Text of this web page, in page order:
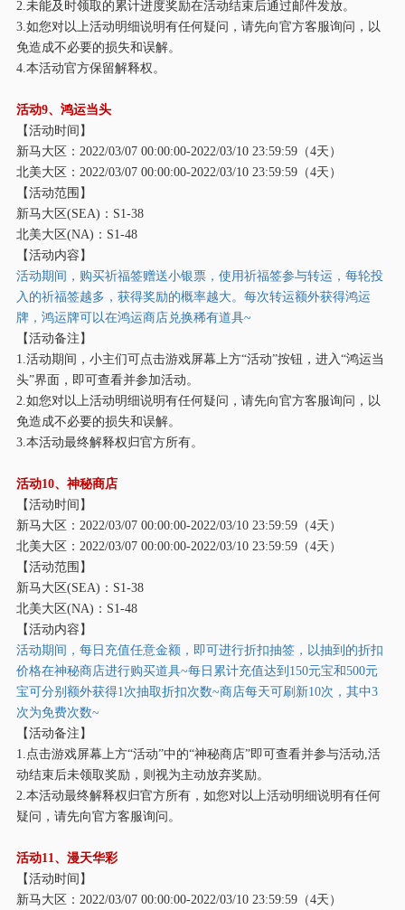
2.未能及时领取的累计进度奖励在活动结束后通过邮件发放。
3.如您对以上活动明细说明有任何疑问，请先向官方客服询问，以
免造成不必要的损失和误解。
4.本活动官方保留解释权。
活动9、鸿运当头
【活动时间】
新马大区： 2022/03/07 00:00:00-2022/03/10 23:59:59（4天）
北美大区： 2022/03/07 00:00:00-2022/03/10 23:59:59（4天）
【活动范围】
新马大区(SEA)：S1-38
北美大区(NA)：S1-48
【活动内容】
活动期间，购买祈福签赠送小银票，使用祈福签参与转运，每轮投
入的祈福签越多，获得奖励的概率越大。每次转运额外获得鸿运
牌，鸿运牌可以在鸿运商店兑换稀有道具~
【活动备注】
1.活动期间，小主们可点击游戏屏幕上方“活动”按钮，进入“鸿运当
头”界面，即可查看并参加活动。
2.如您对以上活动明细说明有任何疑问，请先向官方客服询问，以
免造成不必要的损失和误解。
3.本活动最终解释权归官方所有。
活动10、神秘商店
【活动时间】
新马大区： 2022/03/07 00:00:00-2022/03/10 23:59:59（4天）
北美大区： 2022/03/07 00:00:00-2022/03/10 23:59:59（4天）
【活动范围】
新马大区(SEA)：S1-38
北美大区(NA)：S1-48
【活动内容】
活动期间，每日充值任意金额，即可进行折扣抽签，以抽到的折扣
价格在神秘商店进行购买道具~每日累计充值达到150元宝和500元
宝可分别额外获得1次抽取折扣次数~商店每天可刷新10次，其中3
次为免费次数~
【活动备注】
1.点击游戏屏幕上方“活动”中的“神秘商店”即可查看并参与活动,活
动结束后未领取奖励，则视为主动放弃奖励。
2.本活动最终解释权归官方所有，如您对以上活动明细说明有任何
疑问，请先向官方客服询问。
活动11、漫天华彩
【活动时间】
新马大区： 2022/03/07 00:00:00-2022/03/10 23:59:59（4天）